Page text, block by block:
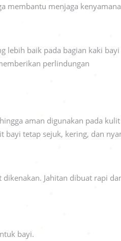
menjaga
lebih baik pada bagian kaki
perlindungan
aman digunakan pada
bayi tetap sejuk, kering, dan
Jahitan dibuat rapi
bayi.